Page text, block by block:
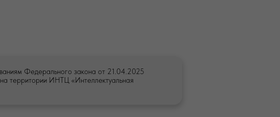
Федерального закона от 21.04.2025
территории ИНТЦ «Интеллектуальная